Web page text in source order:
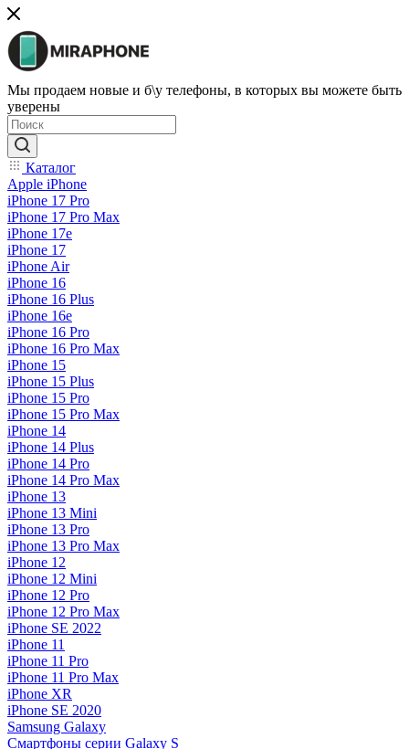
Мы продаем новые и б\у телефоны, в которых вы можете быть
уверены
Каталог
Apple iPhone
iPhone 17 Pro
iPhone 17 Pro Max
iPhone 17e
iPhone 17
iPhone Air
iPhone 16
iPhone 16 Plus
iPhone 16e
iPhone 16 Pro
iPhone 16 Pro Max
iPhone 15
iPhone 15 Plus
iPhone 15 Pro
iPhone 15 Pro Max
iPhone 14
iPhone 14 Plus
iPhone 14 Pro
iPhone 14 Pro Max
iPhone 13
iPhone 13 Mini
iPhone 13 Pro
iPhone 13 Pro Max
iPhone 12
iPhone 12 Mini
iPhone 12 Pro
iPhone 12 Pro Max
iPhone SE 2022
iPhone 11
iPhone 11 Pro
iPhone 11 Pro Max
iPhone XR
iPhone SE 2020
Samsung Galaxy
Смартфоны серии Galaxy S